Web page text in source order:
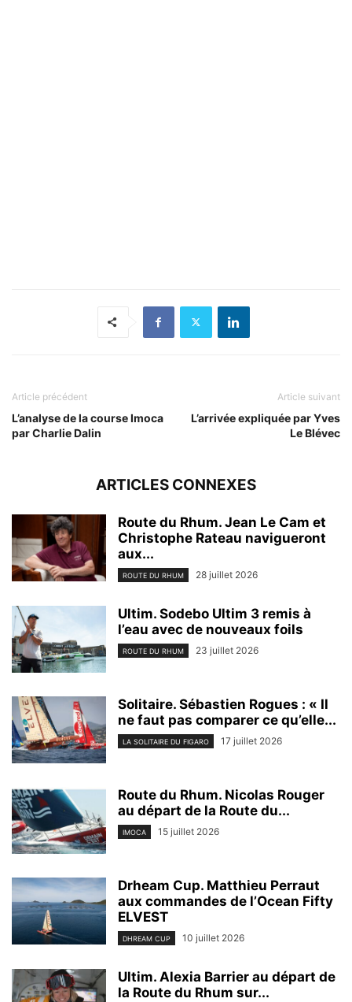
Article précédent
L’analyse de la course Imoca
par Charlie Dalin
Article suivant
L’arrivée expliquée par Yves
Le Blévec
ARTICLES CONNEXES
Route du Rhum. Jean Le Cam et
Christophe Rateau navigueront
aux...
ROUTE DU RHUM 28 juillet 2026
Ultim. Sodebo Ultim 3 remis à
l’eau avec de nouveaux foils
ROUTE DU RHUM 23 juillet 2026
Solitaire. Sébastien Rogues : « Il
ne faut pas comparer ce qu’elle...
LA SOLITAIRE DU FIGARO 17 juillet 2026
Route du Rhum. Nicolas Rouger
au départ de la Route du...
IMOCA 15 juillet 2026
Drheam Cup. Matthieu Perraut
aux commandes de l’Ocean Fifty
ELVEST
DHREAM CUP 10 juillet 2026
Ultim. Alexia Barrier au départ de
la Route du Rhum sur...